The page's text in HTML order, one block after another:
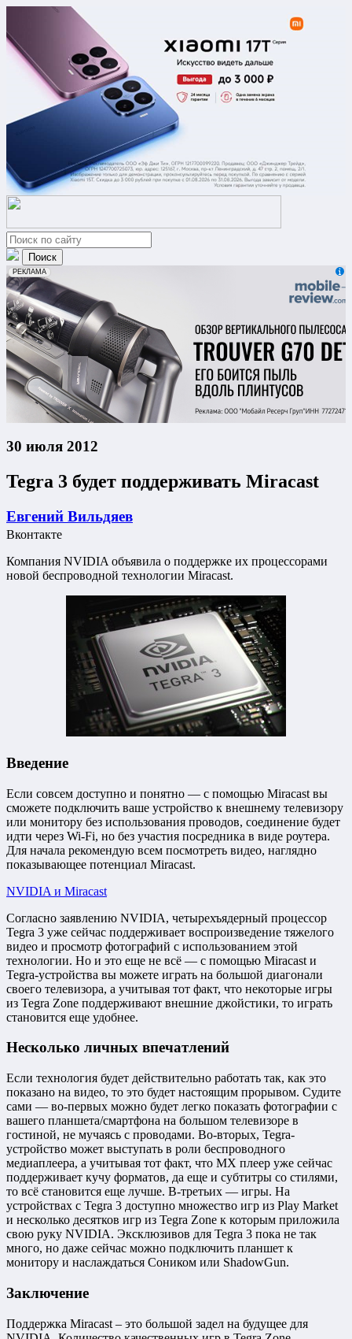
erid: 2VfnxxmNzs5
РЕКЛАМА
30 июля 2012
Tegra 3 будет поддерживать Miracast
Евгений Вильдяев
Вконтакте
Компания NVIDIA объявила о поддержке их процессорами
новой беспроводной технологии Miracast.
Введение
Если совсем доступно и понятно — с помощью Miracast вы
сможете подключить ваше устройство к внешнему телевизору
или монитору без использования проводов, соединение будет
идти через Wi-Fi, но без участия посредника в виде роутера.
Для начала рекомендую всем посмотреть видео, наглядно
показывающее потенциал Miracast.
NVIDIA и Miracast
Согласно заявлению NVIDIA, четырехъядерный процессор
Tegra 3 уже сейчас поддерживает воспроизведение тяжелого
видео и просмотр фотографий с использованием этой
технологии. Но и это еще не всё — с помощью Miracast и
Tegra-устройства вы можете играть на большой диагонали
своего телевизора, а учитывая тот факт, что некоторые игры
из Tegra Zone поддерживают внешние джойстики, то играть
становится еще удобнее.
Несколько личных впечатлений
Если технология будет действительно работать так, как это
показано на видео, то это будет настоящим прорывом. Судите
сами — во-первых можно будет легко показать фотографии с
вашего планшета/смартфона на большом телевизоре в
гостиной, не мучаясь с проводами. Во-вторых, Tegra-
устройство может выступать в роли беспроводного
медиаплеера, а учитывая тот факт, что MX плеер уже сейчас
поддерживает кучу форматов, да еще и субтитры со стилями,
то всё становится еще лучше. В-третьих — игры. На
устройствах с Tegra 3 доступно множество игр из Play Market
и несколько десятков игр из Tegra Zone к которым приложила
свою руку NVIDIA. Эксклюзивов для Tegra 3 пока не так
много, но даже сейчас можно подключить планшет к
монитору и наслаждаться Соником или ShadowGun.
Заключение
Поддержка Miracast – это большой задел на будущее для